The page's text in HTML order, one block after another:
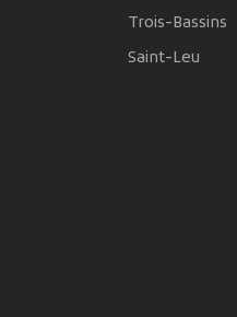
Trois-Bassins
Saint-Leu